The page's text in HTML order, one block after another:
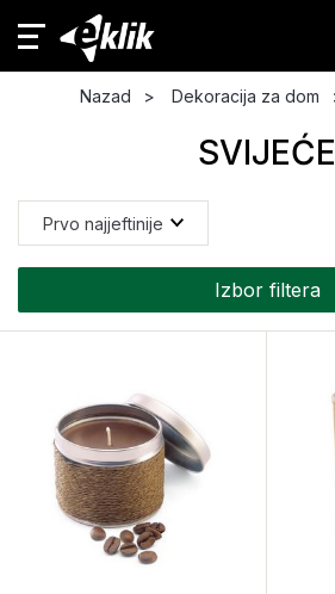
Nazad Dekoracija za dom
SVIJEĆE
Izbor filtera